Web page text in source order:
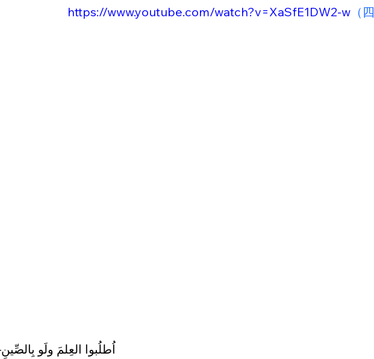
https://www.youtube.com/watch?v=XaSfE1DW2-w （
「遠至中國也要尋求知識」–اُطلُبوا العِلمَ ولَو بِالصِّينِ